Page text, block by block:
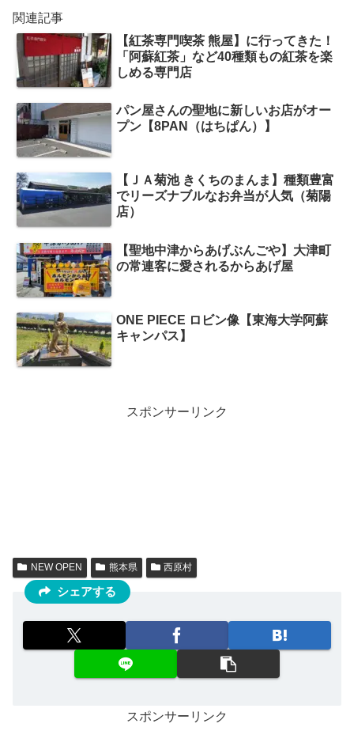
関連記事
【紅茶専門喫茶 熊屋】に行ってきた！
「阿蘇紅茶」など40種類もの紅茶を楽
しめる専門店
パン屋さんの聖地に新しいお店がオー
プン【8PAN（はちぱん）】
【ＪＡ菊池 きくちのまんま】種類豊富
でリーズナブルなお弁当が人気（菊陽
店）
【聖地中津からあげぶんごや】大津町
の常連客に愛されるからあげ屋
ONE PIECE ロビン像【東海大学阿蘇
キャンパス】
スポンサーリンク
NEW OPEN 熊本県 西原村
シェアする
スポンサーリンク